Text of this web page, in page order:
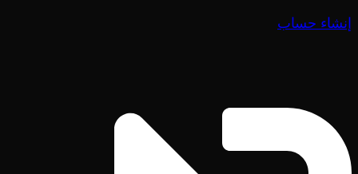
إنشاء حساب